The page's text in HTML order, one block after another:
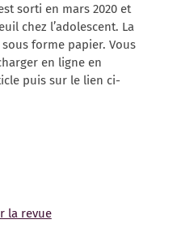
sorti en mars 2020 et
chez l’adolescent. La
forme papier. Vous
en ligne en
puis sur le lien ci-
la revue